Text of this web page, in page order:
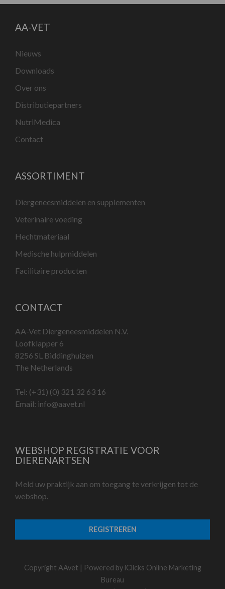
AA-VET
Nieuws
Downloads
Over ons
Distributiepartners
NutriMedica
Contact
ASSORTIMENT
Diergeneesmiddelen en supplementen
Veterinaire voeding
Hechtmateriaal
Medische hulpmiddelen
Facilitaire producten
CONTACT
AA-Vet Diergeneesmiddelen N.V.
Loofklapper 6
8256 SL Biddinghuizen
The Netherlands
Tel: (+31) (0) 321 32 63 16
Email: info@aavet.nl
WEBSHOP REGISTRATIE VOOR
DIERENARTSEN
Meld uw praktijk aan om toegang te verkrijgen tot de
webshop.
REGISTREREN
Copyright AAvet | Powered by iClicks Online Marketing
Bureau